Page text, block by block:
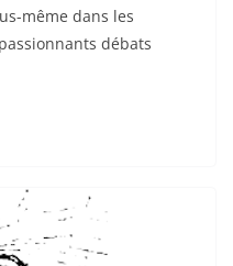
même dans les
débats